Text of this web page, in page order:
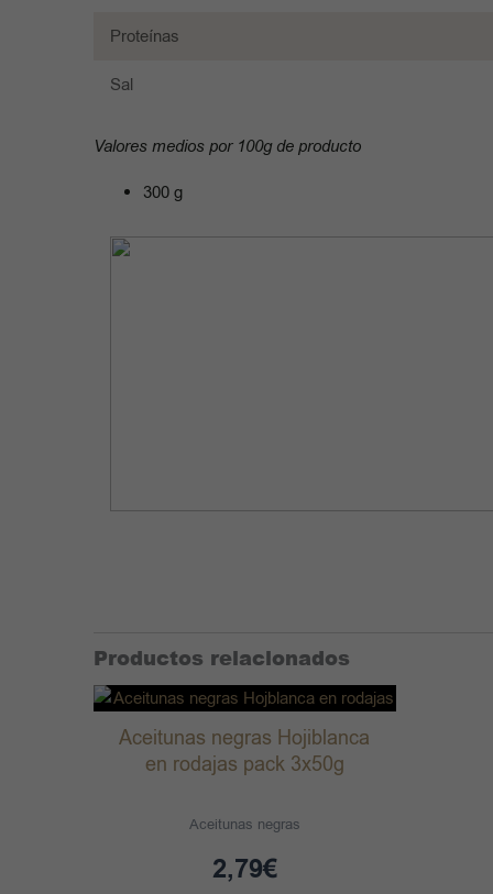
Proteínas
Sal
Valores medios por 100g de producto
300 g
Productos relacionados
Aceitunas negras Hojiblanca
en rodajas pack 3x50g
Aceitunas negras
2,79€